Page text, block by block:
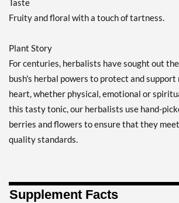
Precio de venta: C$8.31
Guardar 16%
Expected 8/14/2026
Email me when available
Taste
Fruity and floral with a touch of tartness.
Plant Story
For centuries, herbalists have sought out
bush's herbal powers to protect and
heart, whether physical, emotional or
this tasty tonic, our herbalists use hand-
berries and flowers to ensure that they
quality standards.
Supplement Facts